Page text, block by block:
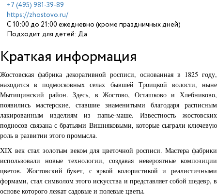
+7 (495) 981-39-89
https://zhostovo.ru/
С 10:00 до 21:00 ежедневно (кроме праздничных дней)
Подходит для детей: Да
Краткая информация
Жостовская фабрика декоративной росписи, основанная в 1825 году,
находится в подмосковных селах бывшей Троицкой волости, ныне
Мытищинский район. Здесь, в Жостово, Осташково и Хлебниково,
появились мастерские, ставшие знаменитыми благодаря расписным
лакированным изделиям из папье-маше. Известность жостовских
подносов связана с братьями Вишняковыми, которые сыграли ключевую
роль в развитии этого промысла.
XIX век стал золотым веком для цветочной росписи. Мастера фабрики
использовали новые технологии, создавая невероятные композиции
цветов. Жостовский букет, с яркой колористикой и реалистичными
формами, стал символом этого искусства и представляет собой шедевр, в
основе которого лежат садовые и полевые цветы.